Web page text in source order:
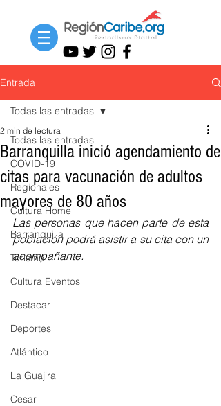
Entrada
Todas las entradas
COVID-19
Regionales
Cultura Home
Barranquilla
Turismo
Cultura Eventos
Destacar
Deportes
Atlántico
La Guajira
Cesar
Todas las entradas
Barranquilla inició agendamiento de
citas para vacunación de adultos
mayores de 80 años
2 min de lectura
Las personas que hacen parte de esta
población podrá asistir a su cita con un
acompañante.